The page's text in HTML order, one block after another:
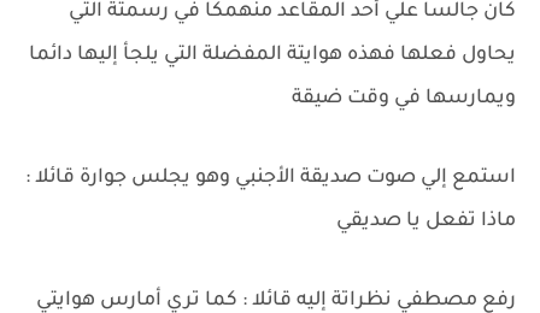
كان جالسا علي أحد المقاعد منهمكا في رسمتة التي
يحاول فعلها فهذه هوايتة المفضلة التي يلجأ إليها دائما
ويمارسها في وقت ضيقة
استمع إلي صوت صديقة الأجنبي وهو يجلس جوارة قائلا :
ماذا تفعل يا صديقي
رفع مصطفي نظراتة إليه قائلا : كما تري أمارس هوايتي